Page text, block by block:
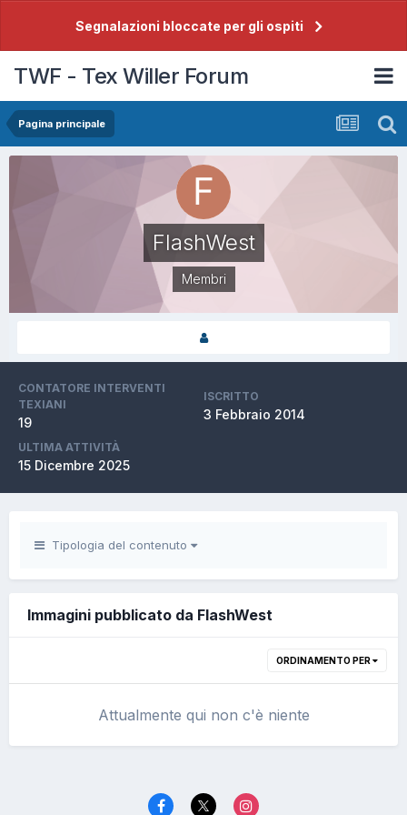
Segnalazioni bloccate per gli ospiti
TWF - Tex Willer Forum
Pagina principale
FlashWest
Membri
CONTATORE INTERVENTI
TEXIANI
19
ISCRITTO
3 Febbraio 2014
ULTIMA ATTIVITÀ
15 Dicembre 2025
Tipologia del contenuto
Immagini pubblicato da FlashWest
ORDINAMENTO PER
Attualmente qui non c'è niente